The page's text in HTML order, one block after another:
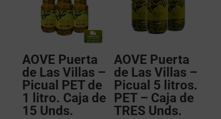
AOVE Puerta
de Las Villas –
Picual PET de
1 litro. Caja de
15 Unds.
AOVE Puerta
de Las Villas –
Picual 5 litros.
PET – Caja de
TRES Unds.